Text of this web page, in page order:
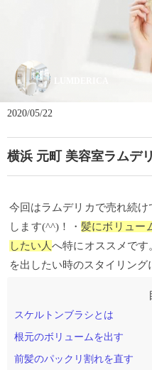
2020/05/22
横浜 元町 美容室ラムデ
今回はラムデリカで売れ続け
します(^^)！・ 髪にボリュー
したい人へ特にオススメで
を出したい時のスタイリング
スケルトンブラシとは
根元のボリュームを出す
前髪のパックリ割れを直す